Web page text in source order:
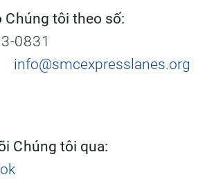
Chúng tôi theo số:
0831
info@smcexpresslanes.org
Chúng tôi qua: